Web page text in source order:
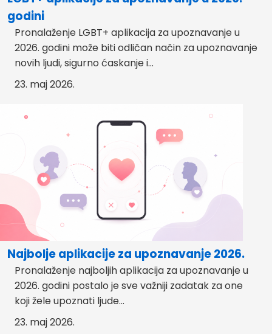
godini
Pronalaženje LGBT+ aplikacija za upoznavanje u
2026. godini može biti odličan način za upoznavanje
novih ljudi, sigurno ćaskanje i...
23. maj 2026.
Najbolje aplikacije za upoznavanje 2026.
Pronalaženje najboljih aplikacija za upoznavanje u
2026. godini postalo je sve važniji zadatak za one
koji žele upoznati ljude...
23. maj 2026.